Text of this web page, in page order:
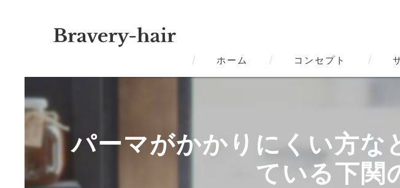
ホーム コンセプト
下関市の美容院･Bravery-
パーマがかかりにくい方な
ている下関